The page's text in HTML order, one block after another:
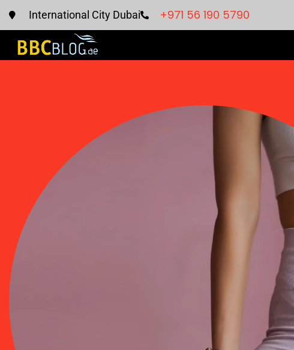
International City Dubai +971 56 190 5790